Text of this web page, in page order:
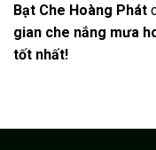
Bạt Che Hoàng Phát
gian che nắng mưa
tốt nhất!